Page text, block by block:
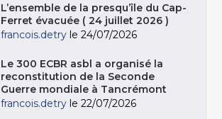
L’ensemble de la presqu’île du Cap-
Ferret évacuée ( 24 juillet 2026 )
francois.detry le 24/07/2026
Le 300 ECBR asbl a organisé la
reconstitution de la Seconde
Guerre mondiale à Tancrémont
francois.detry le 22/07/2026